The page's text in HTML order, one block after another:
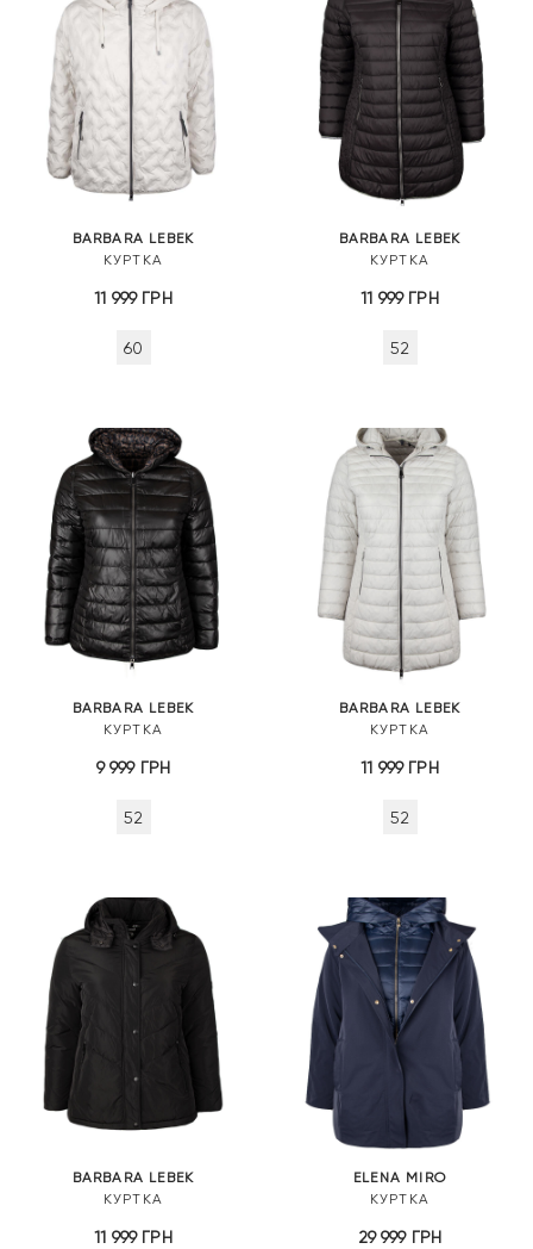
BARBARA LEBEK
КУРТКА
11 999 ГРН
60
BARBARA LEBEK
КУРТКА
11 999 ГРН
52
BARBARA LEBEK
КУРТКА
9 999 ГРН
52
BARBARA LEBEK
КУРТКА
11 999 ГРН
52
BARBARA LEBEK
КУРТКА
11 999 ГРН
ELENA MIRO
КУРТКА
29 999 ГРН